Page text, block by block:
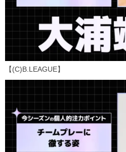
【(C)B.LEAGUE】